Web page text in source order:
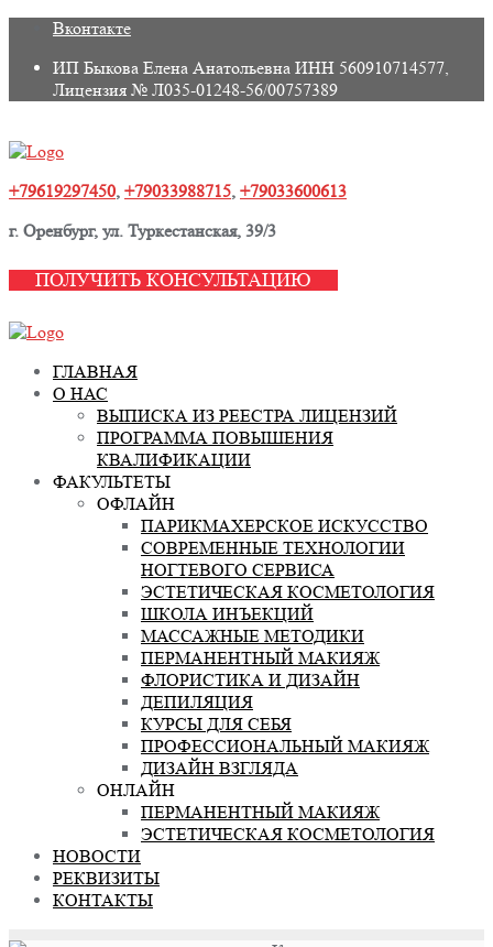
content
Вконтакте
ИП Быкова Елена Анатольевна ИНН 560910714577,
Лицензия № Л035-01248-56/00757389
+79619297450, +79033988715, +79033600613
г. Оренбург, ул. Туркестанская, 39/3
ПОЛУЧИТЬ КОНСУЛЬТАЦИЮ
ГЛАВНАЯ
О НАС
ВЫПИСКА ИЗ РЕЕСТРА ЛИЦЕНЗИЙ
ПРОГРАММА ПОВЫШЕНИЯ
КВАЛИФИКАЦИИ
ФАКУЛЬТЕТЫ
ОФЛАЙН
ПАРИКМАХЕРСКОЕ ИСКУССТВО
СОВРЕМЕННЫЕ ТЕХНОЛОГИИ
НОГТЕВОГО СЕРВИСА
ЭСТЕТИЧЕСКАЯ КОСМЕТОЛОГИЯ
ШКОЛА ИНЪЕКЦИЙ
МАССАЖНЫЕ МЕТОДИКИ
ПЕРМАНЕНТНЫЙ МАКИЯЖ
ФЛОРИСТИКА И ДИЗАЙН
ДЕПИЛЯЦИЯ
КУРСЫ ДЛЯ СЕБЯ
ПРОФЕССИОНАЛЬНЫЙ МАКИЯЖ
ДИЗАЙН ВЗГЛЯДА
ОНЛАЙН
ПЕРМАНЕНТНЫЙ МАКИЯЖ
ЭСТЕТИЧЕСКАЯ КОСМЕТОЛОГИЯ
НОВОСТИ
РЕКВИЗИТЫ
КОНТАКТЫ